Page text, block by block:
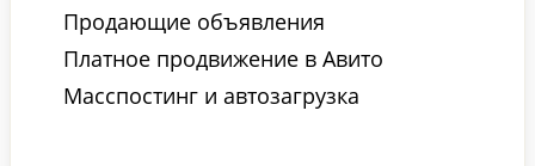
Продающие объявления
Платное продвижение в Авито
Масспостинг и автозагрузка